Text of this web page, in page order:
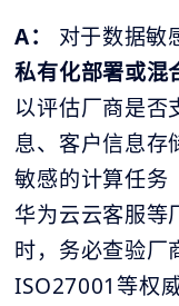
A：
对于数据敏
私有化部署或混
以评估厂商是否
息、客户信息存
敏感的计算任务
华为云云客服等
时，务必查验厂
ISO27001等权